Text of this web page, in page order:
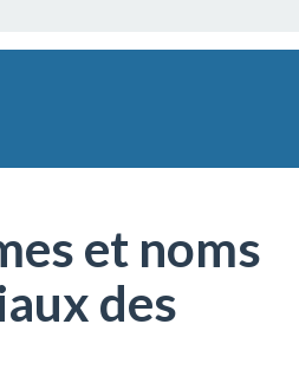
et noms
des